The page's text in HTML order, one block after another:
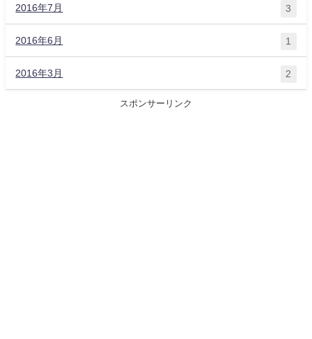
2016年7月 3
2016年6月 1
2016年3月 2
スポンサーリンク